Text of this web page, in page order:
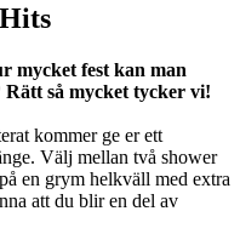
mycket fest kan man
så mycket tycker vi!
kommer ge er ett
Välj mellan två shower
en grym helkväll med extra
att du blir en del av